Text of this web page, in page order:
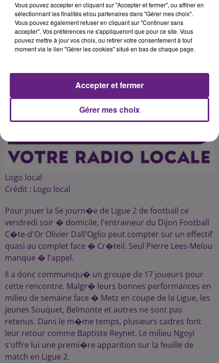
Publié : 28 août 2015 à 7h36 par 45
Logo local
Crédit : Logo local
Pour jouer la 5e journ�e de Ligue 2 de football ce
vendredi soir � domicile, l'entraineur du Dijon Football
C�te-d'Or Olivier Dall'Oglio peut compter sur un effectif
quasi au complet face � Cr�teil. Seul Pierre Lees-Melou
manque � l'appel.
Il a donc communiqu� un groupe de 17 joueurs pour
cette rencontre. Malgr� leurs bonnes performances en
milieu de semaine face � Metz en coupe de la Ligue, les
jeunes Souquet, Belmonte et autres ne sont pas
retenus. Dans le m�me temps, plusieurs cadres font
leur retour comme Baptiste Reynet. Le milieu Ngoyi
s'offre lui une premi�re apparition sur la feuille de
match en Ligue 2.
Vous pouvez accepter en cliquant sur "Accepter et fermer", ou affiner en
sélectionnant les finalités et/ou partenaires dans "Gérer mes choix".
Vous pouvez également refuser en cliquant sur "Continuer sans
accepter". Vos préférences ne s'appliqueront que pour ce site. Vous
pouvez mettre à jour vos choix, ou retirer votre consentement à tout
moment via le lien "Gérer les cookies" situé en bas de chaque page.
Gérer mes choix
Accepter et fermer